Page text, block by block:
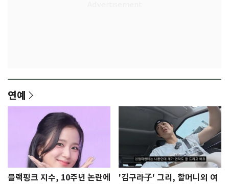
연예
블랙핑크 지수, 10주년 논란에
'김구라子' 그리, 할머니외 여